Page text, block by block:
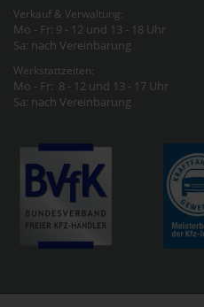
Verkauf & Verwaltung:
Mo - Fr: 9 - 12 und 13 - 18 Uhr
Sa: nach Vereinbarung
Werkstattzeiten:
Mo - Fr: 8 - 12 und 13 - 17 Uhr
Sa: nach Vereinbarung